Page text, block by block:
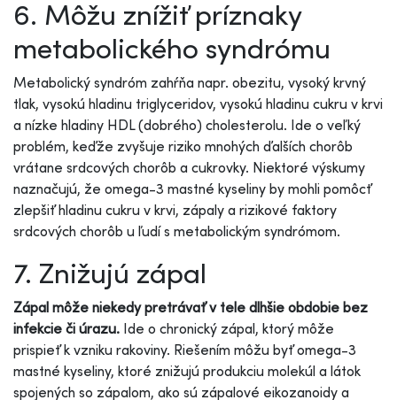
6. Môžu znížiť príznaky
metabolického syndrómu
Metabolický syndróm zahŕňa napr. obezitu, vysoký krvný
tlak, vysokú hladinu triglyceridov, vysokú hladinu cukru v krvi
a nízke hladiny HDL (dobrého) cholesterolu. Ide o veľký
problém, keďže zvyšuje riziko mnohých ďalších chorôb
vrátane srdcových chorôb a cukrovky. Niektoré výskumy
naznačujú, že omega-3 mastné kyseliny by mohli pomôcť
zlepšiť hladinu cukru v krvi, zápaly a rizikové faktory
srdcových chorôb u ľudí s metabolickým syndrómom.
7. Znižujú zápal
Zápal môže niekedy pretrávať v tele dlhšie obdobie bez
infekcie či úrazu. Ide o chronický zápal, ktorý môže
prispieť k vzniku rakoviny. Riešením môžu byť omega-3
mastné kyseliny, ktoré znižujú produkciu molekúl a látok
spojených so zápalom, ako sú zápalové eikozanoidy a